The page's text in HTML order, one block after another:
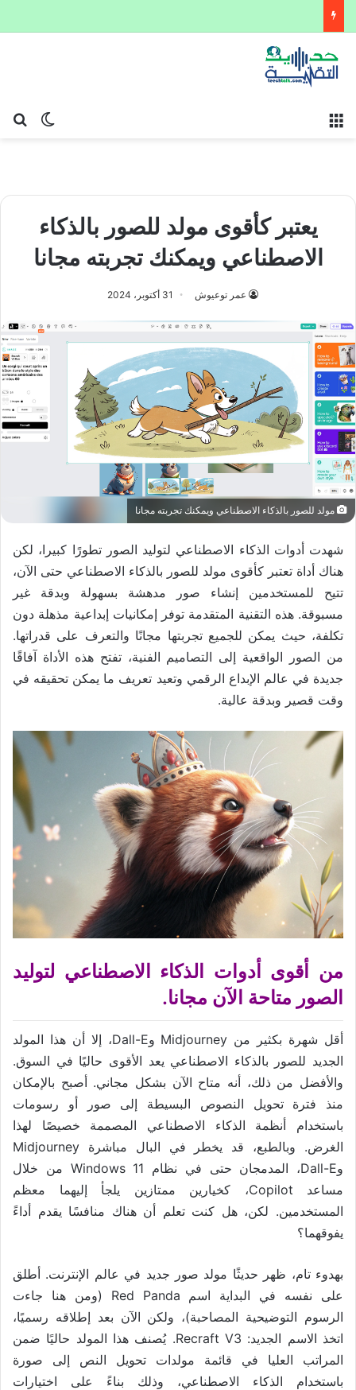
الوضع
يعتبر كأقوى مولد للصور بالذكاء
الاصطناعي ويمكنك تجربته مجانا
عمر توعيوش 31 أكتوبر، 2024
مولد للصور بالذكاء الاصطناعي ويمكنك تجربته مجانا
شهدت أدوات الذكاء الاصطناعي لتوليد الصور تطورًا كبيرا، لكن
هناك أداة تعتبر كأقوى مولد للصور بالذكاء الاصطناعي حتى الآن،
تتيح للمستخدمين إنشاء صور مدهشة بسهولة وبدقة غير
مسبوقة. هذه التقنية المتقدمة توفر إمكانيات إبداعية مذهلة دون
تكلفة، حيث يمكن للجميع تجربتها مجانًا والتعرف على قدراتها.
من الصور الواقعية إلى التصاميم الفنية، تفتح هذه الأداة آفاقًا
جديدة في عالم الإبداع الرقمي وتعيد تعريف ما يمكن تحقيقه في
وقت قصير وبدقة عالية.
من أقوى أدوات الذكاء الاصطناعي لتوليد
الصور متاحة الآن مجانا.
أقل شهرة بكثير من Midjourney وDall-E، إلا أن هذا المولد
الجديد للصور بالذكاء الاصطناعي يعد الأقوى حاليًا في السوق.
والأفضل من ذلك، أنه متاح الآن بشكل مجاني. أصبح بالإمكان
منذ فترة تحويل النصوص البسيطة إلى صور أو رسومات
باستخدام أنظمة الذكاء الاصطناعي المصممة خصيصًا لهذا
الغرض. وبالطبع، قد يخطر في البال مباشرة Midjourney
وDall-E، المدمجان حتى في نظام Windows 11 من خلال
مساعد Copilot، كخيارين ممتازين يلجأ إليهما معظم
المستخدمين. لكن، هل كنت تعلم أن هناك منافسًا يقدم أداءً
يفوقهما؟
بهدوء تام، ظهر حديثًا مولد صور جديد في عالم الإنترنت. أطلق
على نفسه في البداية اسم Red Panda (ومن هنا جاءت
الرسوم التوضيحية المصاحبة)، ولكن الآن بعد إطلاقه رسميًا،
اتخذ الاسم الجديد: Recraft V3. يُصنف هذا المولد حاليًا ضمن
المراتب العليا في قائمة مولدات تحويل النص إلى صورة
باستخدام الذكاء الاصطناعي، وذلك بناءً على اختيارات